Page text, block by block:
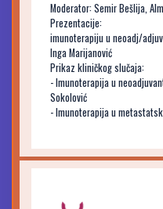
Moderator: Semir Bešlija,
Prezentacije:
imunoterapiju u neoadj/
Inga Marijanović
Prikaz kliničkog slučaja:
- Imunoterapija u
Sokolović
- Imunoterapija u